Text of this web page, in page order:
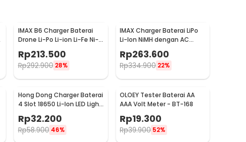
IMAX B6 Charger Baterai
Drone Li-Po Li-ion Li-Fe Ni-
Cd Polymer LCD 80W
Rp213.500
Rp292.900 28%
IMAX Charger Baterai LiPo
Li-Ion NiMH dengan AC
Adapter Integrated - B6AC
Rp263.600
Rp334.900 22%
Hong Dong Charger Baterai
4 Slot 18650 Li-Ion LED Light
4.2V 1200mA - MS-404A
Rp32.200
Rp58.900 46%
OLOEY Tester Baterai AA
AAA Volt Meter - BT-168
Rp19.300
Rp39.900 52%